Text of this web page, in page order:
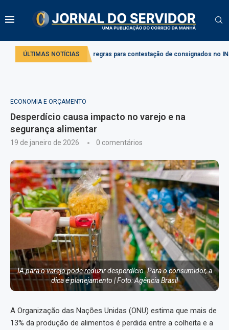
ÚLTIMAS NOTÍCIAS
Projeto cria regras para contestação de consignados no INSS
ECONOMIA E ORÇAMENTO
Desperdício causa impacto no varejo e na
segurança alimentar
19 de janeiro de 2026 0 comentários
IA para o varejo pode reduzir desperdício. Para o consumidor, a
dica é planejamento | Foto: Agência Brasil
A Organização das Nações Unidas (ONU) estima que mais de
13% da produção de alimentos é perdida entre a colheita e a